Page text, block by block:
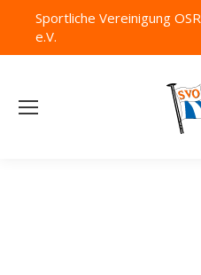
Sportliche Vereinigung
e.V.